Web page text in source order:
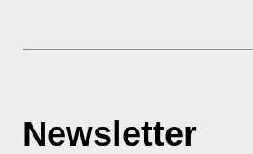
Newsletter